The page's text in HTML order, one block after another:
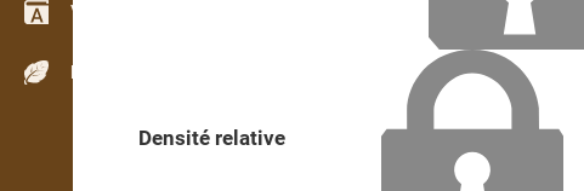
Vocabulaire
Espèces de bois
Densité relative